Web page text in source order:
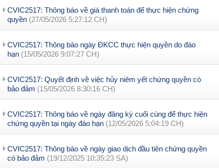
CVIC2517: Thông báo về giá thanh toán để thực hiện chứng
quyền (27/05/2026 5:27:12 CH)
CVIC2517: Thông báo ngày ĐKCC thực hiện quyền do đáo
hạn (15/05/2026 9:07:27 CH)
CVIC2517: Quyết định về việc hủy niêm yết chứng quyền có
bảo đảm (15/05/2026 8:30:16 CH)
CVIC2517: Thông báo về ngày đăng ký cuối cùng để thực hiện
chứng quyền tại ngày đáo hạn (12/05/2026 5:04:19 CH)
CVIC2517: Thông báo về ngày giao dịch đầu tiên chứng quyền
có bảo đảm (19/12/2025 10:35:23 SA)